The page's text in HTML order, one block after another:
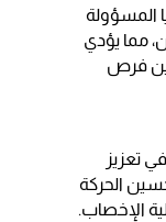
المسؤولة
مما يؤدي
فرص
تعزيز
الحركة
الإخصاب.